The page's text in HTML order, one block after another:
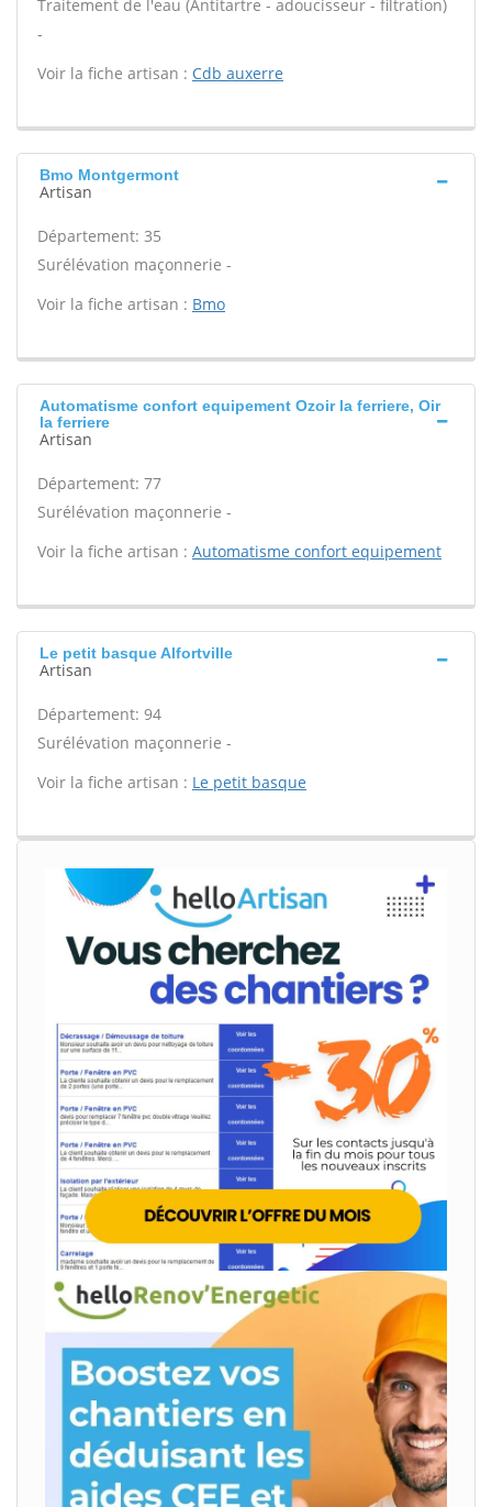
Traitement de l'eau (Antitartre - adoucisseur - filtration)
-
Voir la fiche artisan : Cdb auxerre
Bmo Montgermont
Artisan
Département: 35
Surélévation maçonnerie -
Voir la fiche artisan : Bmo
Automatisme confort equipement Ozoir la ferriere, Oir
la ferriere
Artisan
Département: 77
Surélévation maçonnerie -
Voir la fiche artisan : Automatisme confort equipement
Le petit basque Alfortville
Artisan
Département: 94
Surélévation maçonnerie -
Voir la fiche artisan : Le petit basque